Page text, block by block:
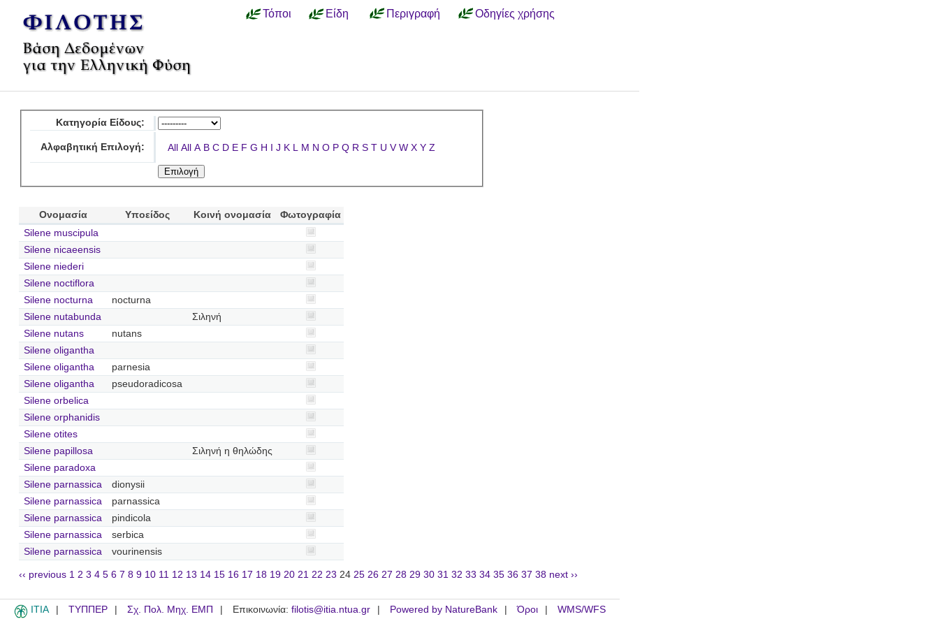
Τόποι Είδη Περιγραφή Οδηγίες χρήσης
Κατηγορία Είδους:
Αλφαβητική Επιλογή: All All A B C D E F G H I J K L M N O P Q R S T U V W X Y Z
Ονομασία Υποείδος Κοινή ονομασία
Φωτογραφία
Silene muscipula
Silene nicaeensis
Silene niederi
Silene noctiflora
Silene nocturna
nocturna
Silene nutabunda
Σιληνή
Silene nutans
nutans
Silene oligantha
Silene oligantha
parnesia
Silene oligantha
pseudoradicosa
Silene orbelica
Silene orphanidis
Silene otites
Silene papillosa
Σιληνή η θηλώδης
Silene paradoxa
Silene parnassica
dionysii
Silene parnassica
parnassica
Silene parnassica
pindicola
Silene parnassica
serbica
Silene parnassica
vourinensis
‹‹ previous 1 2 3 4 5 6 7 8 9 10 11 12 13 14 15 16 17 18 19 20 21 22 23 24 25 26 27 28 29 30 31 32 33 34 35 36 37 38 next ››
ITIA ΤΥΠΠΕΡ Σχ. Πολ. Μηχ. ΕΜΠ Επικοινωνία: filotis@itia.ntua.gr Powered by NatureBank Όροι WMS/WFS